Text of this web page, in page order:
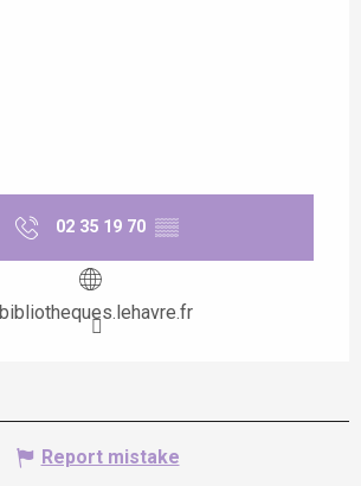
02 35 19 70 ▒▒
bibliotheques.lehavre.fr
Report mistake